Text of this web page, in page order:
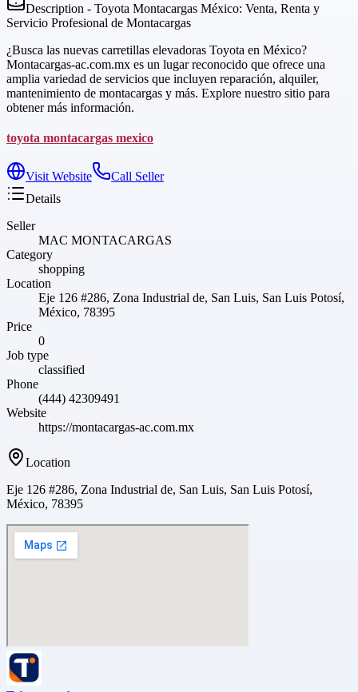
Description - Toyota Montacargas México: Venta, Renta y
Servicio Profesional de Montacargas
¿Busca las nuevas carretillas elevadoras Toyota en México?
Montacargas-ac.com.mx es un lugar reconocido que ofrece una
amplia variedad de servicios que incluyen reparación, alquiler,
mantenimiento de montacargas y más. Explore nuestro sitio para
obtener más información.
toyota montacargas mexico
Visit Website
Call Seller
Details
Seller
MAC MONTACARGAS
Category
shopping
Location
Eje 126 #286, Zona Industrial de, San Luis, San Luis Potosí,
México, 78395
Price
0
Job type
classified
Phone
(444) 42309491
Website
https://montacargas-ac.com.mx
Location
Eje 126 #286, Zona Industrial de, San Luis, San Luis Potosí,
México, 78395